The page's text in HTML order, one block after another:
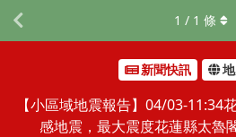
新聞快訊
【小區域地震報告】04/03-11:34
感地震，最大震度花蓮縣太魯
1 / 1 條